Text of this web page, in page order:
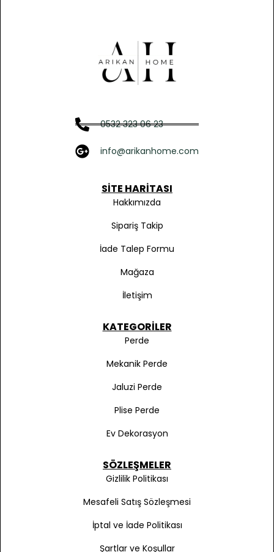
0532 323 06 23
info@arikanhome.com
SITE HARITASI
Hakkımızda
Sipariş Takip
İade Talep Formu
Mağaza
İletişim
KATEGORILER
Perde
Mekanik Perde
Jaluzi Perde
Plise Perde
Ev Dekorasyon
SÖZLEŞMELER
Gizlilik Politikası
Mesafeli Satış Sözleşmesi
İptal ve İade Politikası
Şartlar ve Koşullar